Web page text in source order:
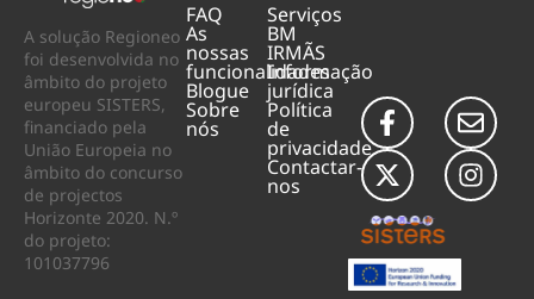
A solução Regioneo
foi desenvolvida no
âmbito do projeto
europeu SISTERS,
financiado pela
União Europeia no
âmbito do concurso
de projectos
Horizonte 2020. N.º
do projeto:
101037796
FAQ
As
nossas
funcionalidades
Blogue
Sobre
nós
Serviços
BM
IRMÃS
Informação
jurídica
Política
de
privacidade
Contactar-
nos